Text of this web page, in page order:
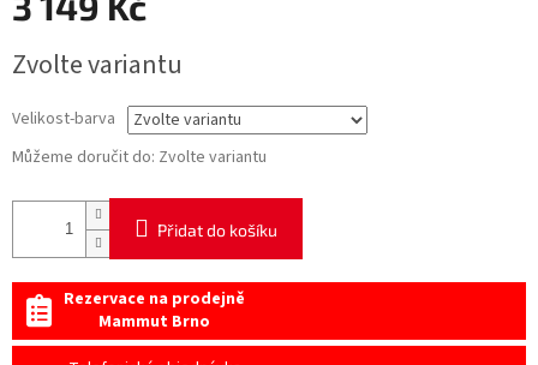
cena:
Zvolte variantu
Velikost-barva
Můžeme doručit do: Zvolte variantu
Přidat do košíku
Rezervace na prodejně
Mammut Brno